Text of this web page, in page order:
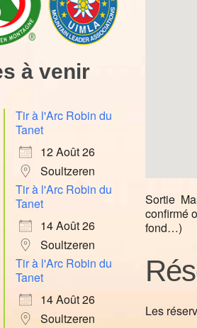
Sortie
confirmé
fond…)
Les
à venir
Tir à l'Arc Robin du
Tanet
12 Août 26
Soultzeren
Tir à l'Arc Robin du
Tanet
14 Août 26
Soultzeren
Tir à l'Arc Robin du
Tanet
14 Août 26
Soultzeren